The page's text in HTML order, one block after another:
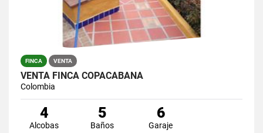
FINCA VENTA
VENTA FINCA COPACABANA
Colombia
4
Alcobas
5
Baños
6
Garaje